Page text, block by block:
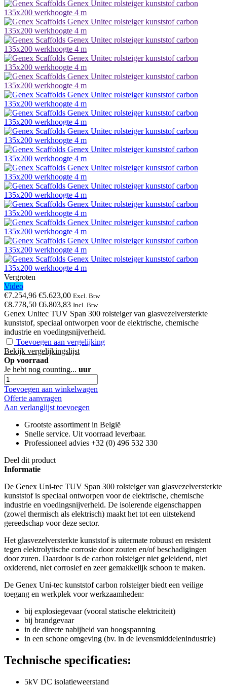
Vergroten
Video
€7.254,96 €5.623,00 Excl. Btw
€8.778,50 €6.803,83 Incl. Btw
Genex Unitec TUV Span 300 rolsteiger van glasvezelversterkte
kunststof, speciaal ontworpen voor de elektrische, chemische
industrie en voedingsnijverheid.
Toevoegen aan vergelijking
Bekijk vergelijkingslijst
Op voorraad
Je hebt nog counting... uur
Toevoegen aan winkelwagen
Offerte aanvragen
Aan verlanglijst toevoegen
Grootste assortiment in België
Snelle service. Uit voorraad leverbaar.
Professioneel advies +32 (0) 496 532 330
Deel dit product
Informatie
De Genex Uni-tec TUV Span 300 rolsteiger van glasvezelversterkte
kunststof is speciaal ontworpen voor de elektrische, chemische
industrie en voedingsnijverheid. De isolerende eigenschappen
(zowel thermisch als elektrisch) maakt het tot een uitstekend
gereedschap voor deze sector.
Het glasvezelversterkte kunststof is uitermate robuust en resistent
tegen elektrolytische corrosie door zouten en/of beschadigingen
door zuren. Daardoor is de carbon rolsteiger niet geleidend, niet
oxiderend, niet corrosief en zeer gemakkelijk schoon te maken.
De Genex Uni-tec kunststof carbon rolsteiger biedt een veilige
toegang en werkplek voor werkzaamheden:
bij explosiegevaar (vooral statische elektriciteit)
bij brandgevaar
in de directe nabijheid van hoogspanning
in een schone omgeving (bv. in de levensmiddelenindustrie)
Technische specificaties:
5kV DC isolatieweerstand